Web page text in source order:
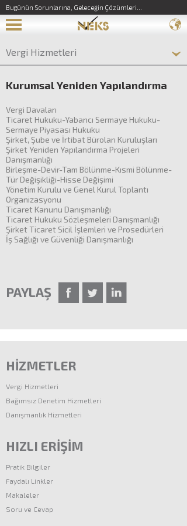
Bugünün Sorunlarına, Geleceğin Çözümleri...
Vergi Hizmetleri
Kurumsal Yeniden Yapılandırma
Vergi Davaları
Ticaret Hukuku-Yabancı Sermaye Hukuku-
Sermaye Piyasası Hukuku
Şirket, Şube ve İrtibat Büroları Kuruluşları
Şirket Yeniden Yapılandırma Projeleri
Danışmanlığı
Birleşme-Devir-Tam Bölünme-Kısmi Bölünme-
Tür Değişikliği-Hisse Değişimi
Yönetim Kurulu ve Genel Kurul Toplantı
Organizasyonu
Ticaret Kanunu Danışmanlığı
Ticaret Hukuku Sözleşmeleri Danışmanlığı
Şirket Ticaret Sicil İşlemleri ve Prosedürleri
İş Sağlığı ve Güvenliği Danışmanlığı
PAYLAŞ
HİZMETLER
Vergi Hizmetleri
Bağımsız Denetim Hizmetleri
Danışmanlık Hizmetleri
HIZLI ERİŞİM
Pratik Bilgiler
Faydalı Linkler
Makaleler
Soru ve Cevap